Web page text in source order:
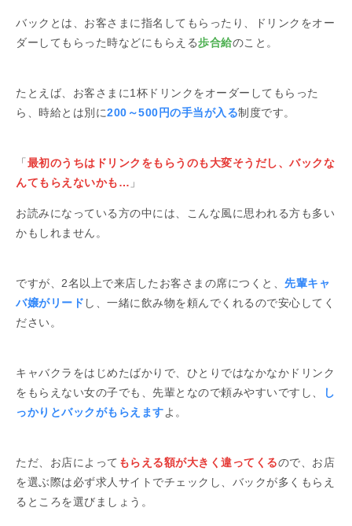
バックとは、お客さまに指名してもらったり、ドリンクをオー
ダーしてもらった時などにもらえる歩合給のこと。
たとえば、お客さまに1杯ドリンクをオーダーしてもらった
ら、時給とは別に200～500円の手当が入る制度です。
「 最初のうちはドリンクをもらうのも大変そうだし、バックな
んてもらえないかも… 」
お読みになっている方の中には、こんな風に思われる方も多い
かもしれません。
ですが、2名以上で来店したお客さまの席につくと、 先輩キャ
バ嬢がリード し、一緒に飲み物を頼んでくれるので安心してく
ださい。
キャバクラをはじめたばかりで、ひとりではなかなかドリンク
をもらえない女の子でも、先輩となので頼みやすいですし、
し
っかりとバックがもらえますよ。
ただ、お店によって もらえる額が大きく違ってくるので、お店
を選ぶ際は必ず求人サイトでチェックし、バックが多くもらえ
るところを選びましょう。